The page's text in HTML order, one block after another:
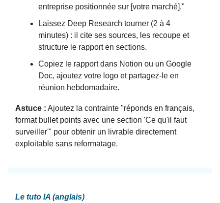
entreprise positionnée sur [votre marché]."
Laissez Deep Research tourner (2 à 4
minutes) : il cite ses sources, les recoupe et
structure le rapport en sections.
Copiez le rapport dans Notion ou un Google
Doc, ajoutez votre logo et partagez-le en
réunion hebdomadaire.
Astuce : Ajoutez la contrainte "réponds en français,
format bullet points avec une section 'Ce qu'il faut
surveiller'" pour obtenir un livrable directement
exploitable sans reformatage.
Le tuto IA (anglais)